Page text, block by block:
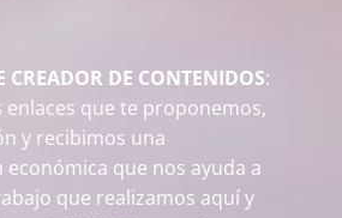
CREADOR DE CONTENIDOS:
enlaces que te proponemos,
y recibimos una
económica que nos ayuda a
que realizamos aquí y